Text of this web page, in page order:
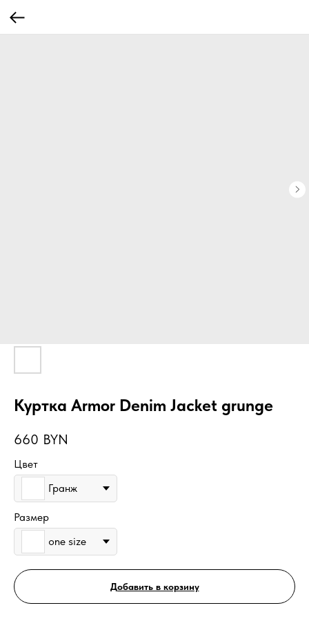
Куртка Armor Denim Jacket grunge
660 BYN
Цвет
Гранж
Размер
one size
Добавить в корзину